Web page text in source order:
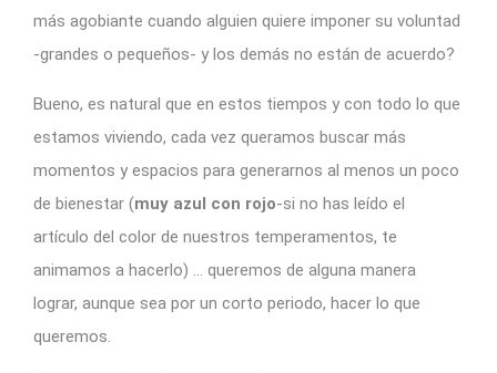
más agobiante cuando alguien quiere imponer su voluntad
-grandes o pequeños- y los demás no están de acuerdo?
Bueno, es natural que en estos tiempos y con todo lo que
estamos viviendo, cada vez queramos buscar más
momentos y espacios para generarnos al menos un poco
de bienestar (muy azul con rojo-si no has leído el
artículo del color de nuestros temperamentos, te
animamos a hacerlo) … queremos de alguna manera
lograr, aunque sea por un corto periodo, hacer lo que
queremos.